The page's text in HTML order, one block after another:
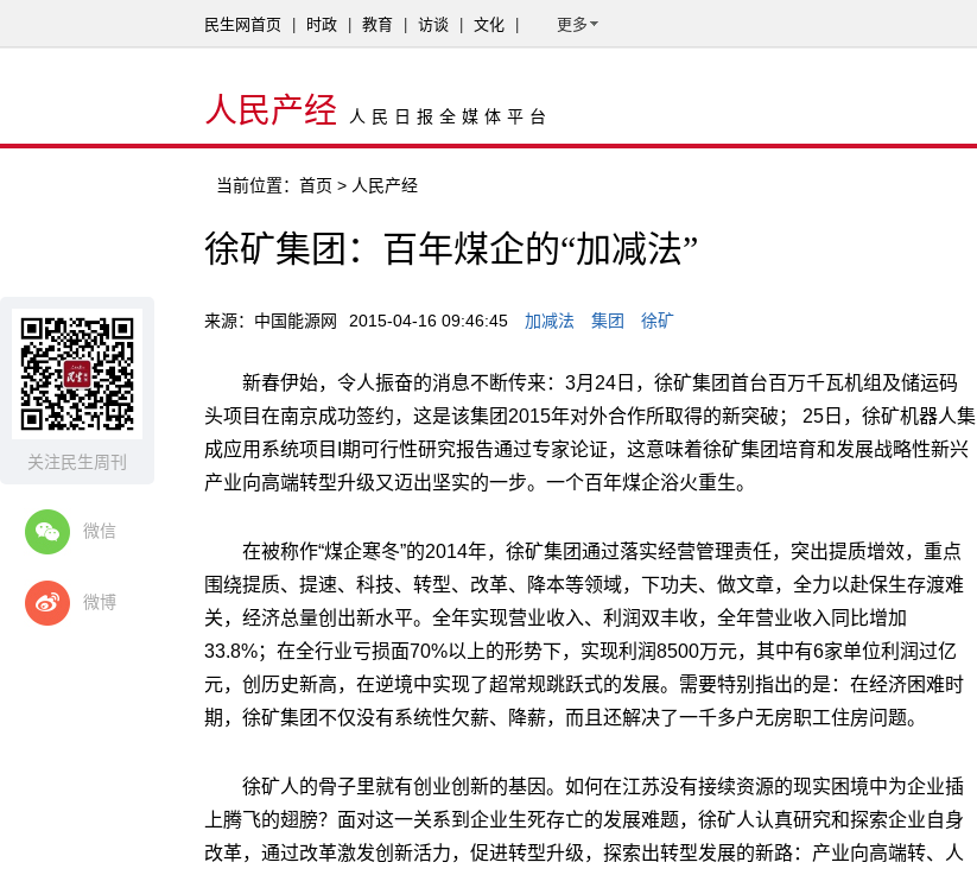
关注民生周刊
微信
微博
民生网首页 时政 教育 访谈 文化 更多
人民产经 人民日报全媒体平台
当前位置： 首页 > 人民产经
徐矿集团：百年煤企的“加减法”
来源：中国能源网 2015-04-16 09:46:45 加减法 集团 徐矿
新春伊始，令人振奋的消息不断传来：3月24日，徐矿集团首台百万千瓦机组及储运码
头项目在南京成功签约，这是该集团2015年对外合作所取得的新突破； 25日，徐矿机器人集
成应用系统项目I期可行性研究报告通过专家论证，这意味着徐矿集团培育和发展战略性新兴
产业向高端转型升级又迈出坚实的一步。一个百年煤企浴火重生。
在被称作“煤企寒冬”的2014年，徐矿集团通过落实经营管理责任，突出提质增效，重点
围绕提质、提速、科技、转型、改革、降本等领域，下功夫、做文章，全力以赴保生存渡难
关，经济总量创出新水平。全年实现营业收入、利润双丰收，全年营业收入同比增加
33.8%；在全行业亏损面70%以上的形势下，实现利润8500万元，其中有6家单位利润过亿
元，创历史新高，在逆境中实现了超常规跳跃式的发展。需要特别指出的是：在经济困难时
期，徐矿集团不仅没有系统性欠薪、降薪，而且还解决了一千多户无房职工住房问题。
徐矿人的骨子里就有创业创新的基因。如何在江苏没有接续资源的现实困境中为企业插
上腾飞的翅膀？面对这一关系到企业生死存亡的发展难题，徐矿人认真研究和探索企业自身
改革，通过改革激发创新活力，促进转型升级，探索出转型发展的新路：产业向高端转、人